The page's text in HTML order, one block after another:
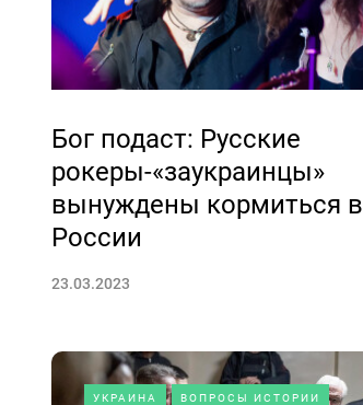
Бог подаст: Русские
рокеры-«заукраинцы»
вынуждены кормиться в
России
23.03.2023
УКРАИНА ВОПРОСЫ ИСТОРИИ